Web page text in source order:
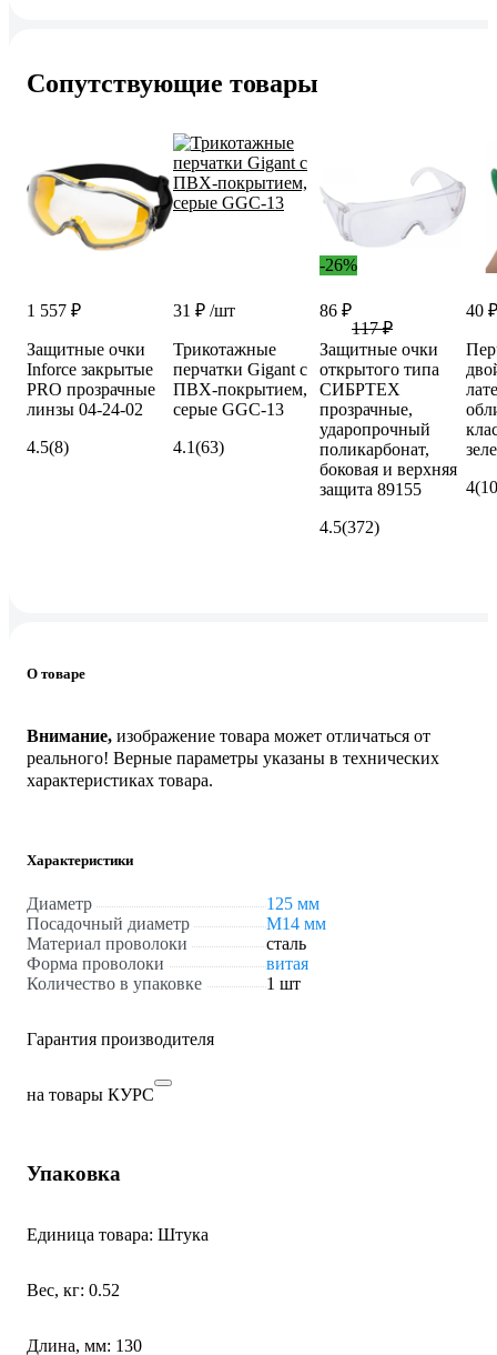
Сопутствующие товары
1 557 ₽
Защитные очки
Inforce закрытые
PRO прозрачные
линзы 04-24-02
4.5(8)
31 ₽ /шт
Трикотажные
перчатки Gigant с
ПВХ-покрытием,
серые GGC-13
4.1(63)
-26%
86 ₽
117 ₽
Защитные очки
открытого типа
СИБРТЕХ
прозрачные,
ударопрочный
поликарбонат,
боковая и верхняя
защита 89155
4.5(372)
40
4
О товаре
Внимание, изображение товара может отличаться от
реального! Верные параметры указаны в технических
характеристиках товара.
Характеристики
Диаметр
125 мм
Посадочный диаметр
М14 мм
Материал проволоки
сталь
Форма проволоки
витая
Количество в упаковке
1 шт
Гарантия производителя
на товары КУРС
Упаковка
Единица товара: Штука
Вес, кг: 0.52
Длина, мм: 130